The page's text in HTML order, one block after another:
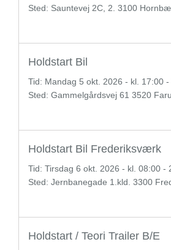
Sted: Sauntevej 2C, 2. 3100
Holdstart Bil
Tid: Mandag 5 okt. 2026 - kl. 17:00
Sted: Gammelgårdsvej 61 3520
Holdstart Bil Frederiksværk
Tid: Tirsdag 6 okt. 2026 - kl. 08:00 -
Sted: Jernbanegade 1.kld. 3300
Holdstart / Teori Trailer B/E